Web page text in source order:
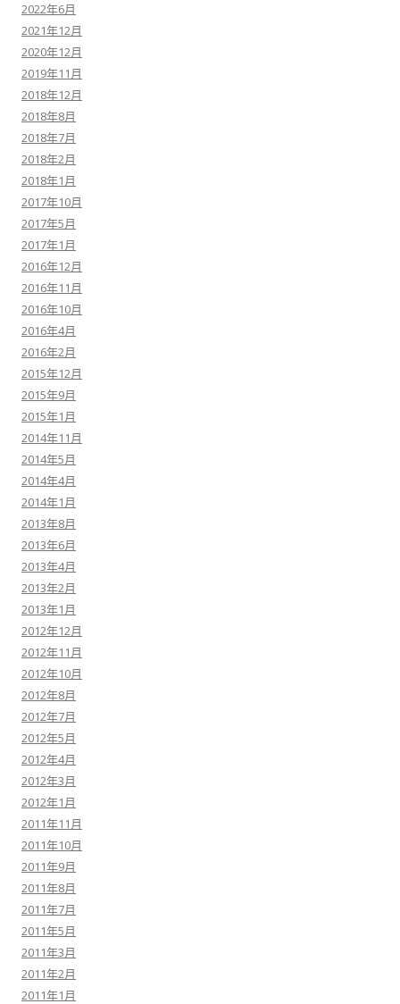
2022年6月
2021年12月
2020年12月
2019年11月
2018年12月
2018年8月
2018年7月
2018年2月
2018年1月
2017年10月
2017年5月
2017年1月
2016年12月
2016年11月
2016年10月
2016年4月
2016年2月
2015年12月
2015年9月
2015年1月
2014年11月
2014年5月
2014年4月
2014年1月
2013年8月
2013年6月
2013年4月
2013年2月
2013年1月
2012年12月
2012年11月
2012年10月
2012年8月
2012年7月
2012年5月
2012年4月
2012年3月
2012年1月
2011年11月
2011年10月
2011年9月
2011年8月
2011年7月
2011年5月
2011年3月
2011年2月
2011年1月